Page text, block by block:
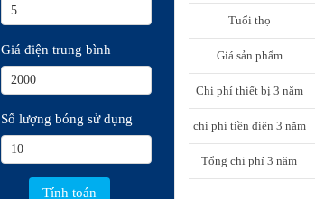
Giá điện trung bình
Số lượng bóng sử dụng
Tuổi thọ
Giá sản phẩm
Chi phí thiết bị 3 năm
chi phí tiền điện 3 năm
Tổng chi phí 3 năm